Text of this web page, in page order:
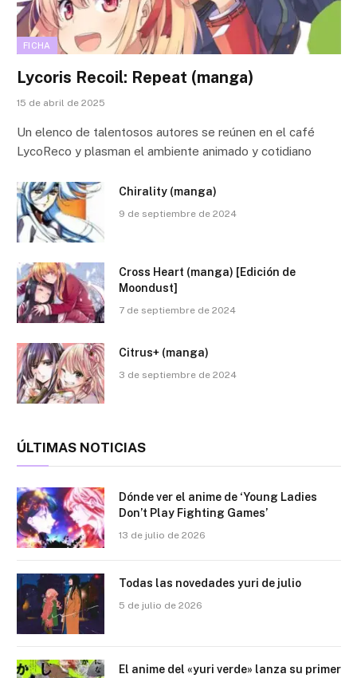
FICHA
Lycoris Recoil: Repeat (manga)
15 de abril de 2025
Un elenco de talentosos autores se reúnen en el café
LycoReco y plasman el ambiente animado y cotidiano
Chirality (manga)
9 de septiembre de 2024
Cross Heart (manga) [Edición de
Moondust]
7 de septiembre de 2024
Citrus+ (manga)
3 de septiembre de 2024
ÚLTIMAS NOTICIAS
Dónde ver el anime de ‘Young Ladies
Don’t Play Fighting Games’
13 de julio de 2026
Todas las novedades yuri de julio
5 de julio de 2026
El anime del «yuri verde» lanza su primer